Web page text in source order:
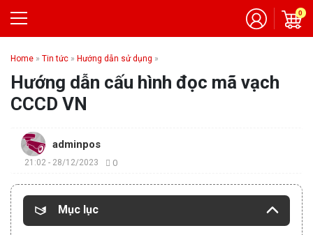
0
Home » Tin tức » Hướng dẫn sử dụng »
Hướng dẫn cấu hình đọc mã vạch
CCCD VN
adminpos
21:02 - 28/12/2023 0
Mục lục